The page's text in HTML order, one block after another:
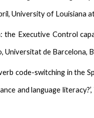
University of Louisiana
the Executive Control
Universitat de Barcelona,
code-switching in the
and language literacy?’,